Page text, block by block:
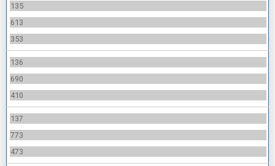
135
613
353
136
690
410
137
773
473